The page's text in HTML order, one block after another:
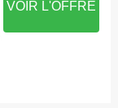
VOIR L'OFFRE